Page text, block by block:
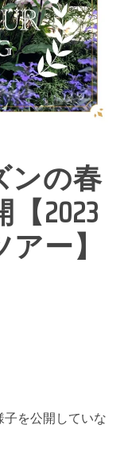
ンの春
2023
ー】
を公開していな